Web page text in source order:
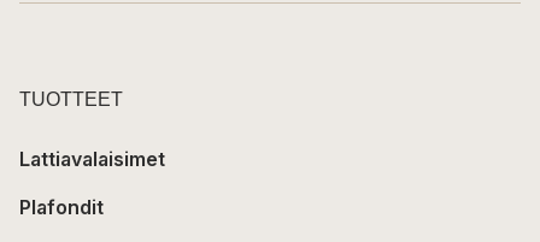
TUOTTEET
Lattiavalaisimet
Plafondit